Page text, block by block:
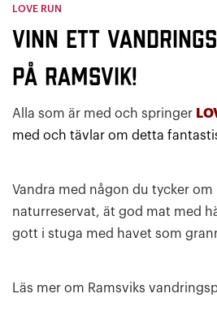
LOVE RUN
Vinn ett
på Ramsvik!
Alla som är med och springer
med och tävlar om detta
Vandra med någon du tycker om
naturreservat, ät god mat med
gott i stuga med havet som
Läs mer om Ramsviks